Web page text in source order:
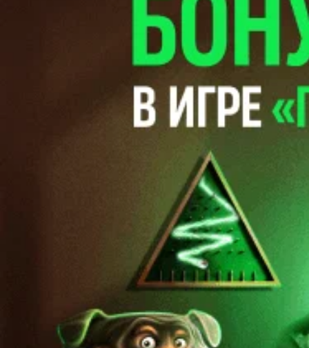
Чемпионат Франции. 2013-11-29
Марсель